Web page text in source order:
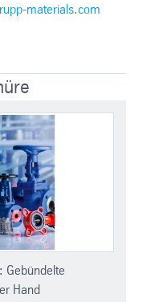
materials.com
Gebündelte
Hand